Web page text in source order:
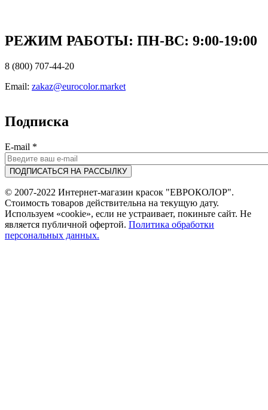
РЕЖИМ РАБОТЫ: ПН-ВC: 9:00-19:00
8 (800) 707-44-20
Email: zakaz@eurocolor.market
Подписка
E-mail *
© 2007-2022 Интернет-магазин красок "ЕВРОКОЛОР".
Стоимость товаров действительна на текущую дату.
Используем «cookie», если не устраивает, покиньте сайт. Не
является публичной офертой. Политика обработки
персональных данных.